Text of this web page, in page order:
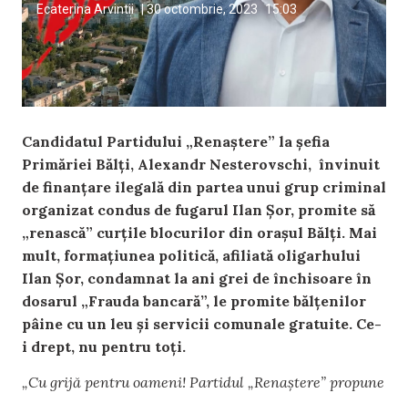
Ecaterina Arvintii |30 octombrie, 2023 15:03
Candidatul Partidului „Renaștere” la șefia
Primăriei Bălți, Alexandr Nesterovschi, învinuit
de finanțare ilegală din partea unui grup criminal
organizat condus de fugarul Ilan Șor, promite să
„renască” curțile blocurilor din orașul Bălți. Mai
mult, formațiunea politică, afiliată oligarhului
Ilan Șor, condamnat la ani grei de închisoare în
dosarul „Frauda bancară”, le promite bălțenilor
pâine cu un leu și servicii comunale gratuite. Ce-
i drept, nu pentru toți.
„Cu grijă pentru oameni! Partidul „Renaștere” propune